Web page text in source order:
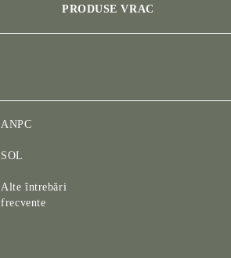
PRODUSE VRAC
ANPC
SOL
Alte întrebări
frecvente